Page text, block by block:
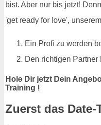
bist. Aber nur bis jetzt!
'get ready for love',
Ein Profi zu werden
Den richtigen
Hole Dir jetzt Dein
Training !
Zuerst das Date-